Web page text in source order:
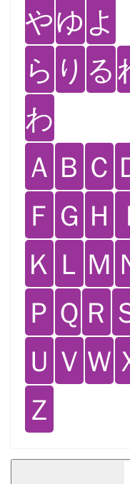
やゆ よ
ら り る
わ
Ａ Ｂ Ｃ
Ｆ Ｇ Ｈ Ｉ
Ｋ Ｌ Ｍ
Ｐ Ｑ Ｒ
Ｕ Ｖ Ｗ
Ｚ